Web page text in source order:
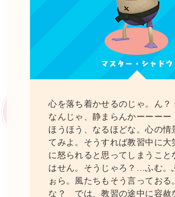
心を落ち着かせるのじゃ。ん？
なんじゃ、静まらんかーーーー
ほうほう、なるほどな。心の情
てみよ。そうすれば教習中に大
に怒られると思ってしまうこと
はせん。そうじゃろ？…ふむ
ぉら。風たちもそう言っておる
な？ では、教習の途中に容赦